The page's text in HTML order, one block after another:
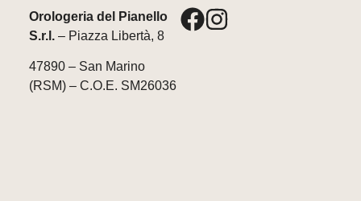
Orologeria del Pianello
S.r.l.– Piazza Libertà, 8
47890 – San Marino
(RSM) – C.O.E. SM26036